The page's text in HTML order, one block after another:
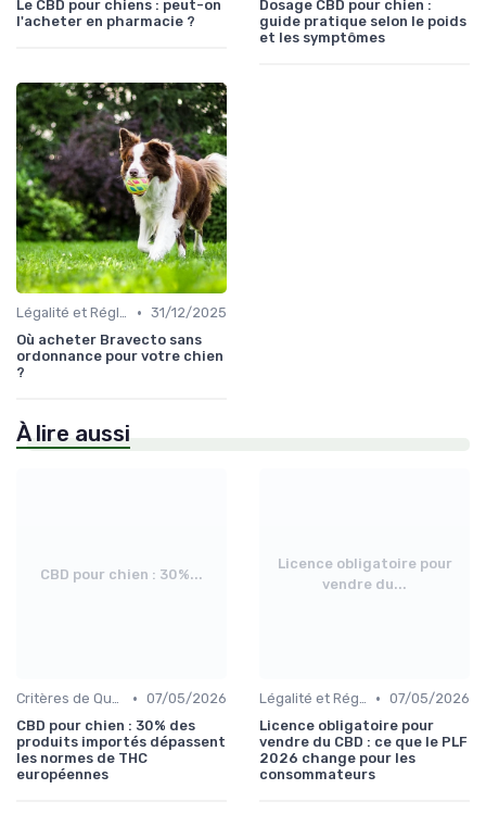
Le CBD pour chiens : peut-on
l'acheter en pharmacie ?
Dosage CBD pour chien :
guide pratique selon le poids
et les symptômes
Légalité et Réglementations du CBD pour Chiens • 31/12/2025
Où acheter Bravecto sans
ordonnance pour votre chien
?
À lire aussi
CBD pour chien : 30%...
Critères de Qualité du CBD Canin • 07/05/2026
CBD pour chien : 30% des
produits importés dépassent
les normes de THC
européennes
Licence obligatoire pour
vendre du...
Légalité et Réglementations du CBD pour Chiens • 07/05/2026
Licence obligatoire pour
vendre du CBD : ce que le PLF
2026 change pour les
consommateurs